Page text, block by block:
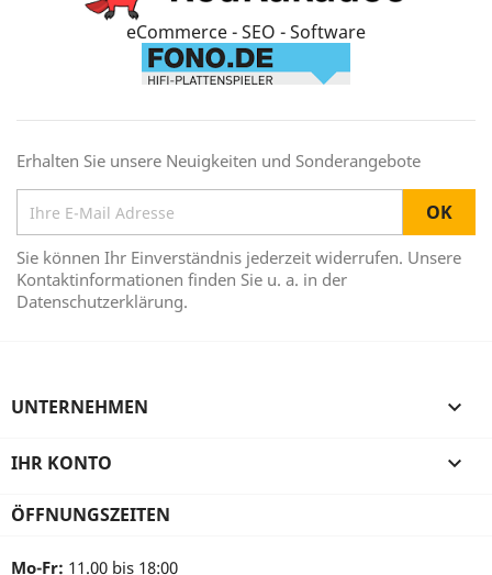
eCommerce - SEO - Software
Erhalten Sie unsere Neuigkeiten und Sonderangebote
Sie können Ihr Einverständnis jederzeit widerrufen. Unsere
Kontaktinformationen finden Sie u. a. in der
Datenschutzerklärung.
UNTERNEHMEN 
IHR KONTO 
ÖFFNUNGSZEITEN
Mo-Fr: 11.00 bis 18:00